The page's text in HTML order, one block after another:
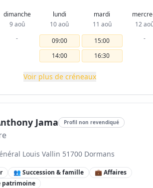
dimanche
9 aoû
-
lundi
10 aoû
09:00
14:00
mardi
11 aoû
15:00
16:30
12
-
Voir plus de créneaux
Jama Profil non revendiqué
Louis Vallin 51700 Dormans
👥 Succession & famille
💼 Affaires
patrimoine